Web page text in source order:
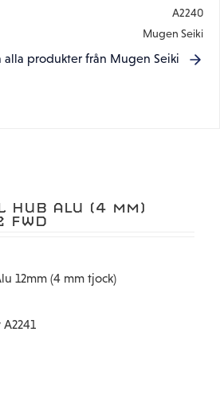
A2240
Mugen Seiki
alla produkter från Mugen Seiki
HUB ALU (4 MM)
FWD
12mm (4 mm tjock)